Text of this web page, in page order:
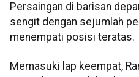
Persaingan di barisan
sengit dengan sejumlah
menempati posisi teratas.
Memasuki lap keempat,